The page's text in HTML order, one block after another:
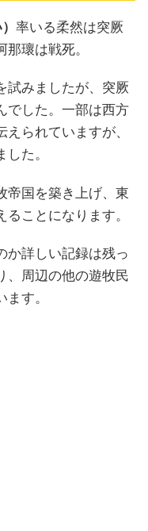
率いる柔然は突厥
瓌は戦死。
試みましたが、突厥
でした。一部は西方
られていますが、
た。
帝国を築き上げ、東
ことになります。
か詳しい記録は残っ
、周辺の他の遊牧民
す。